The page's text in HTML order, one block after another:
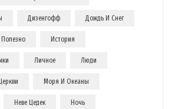
Дизенгофф Дождь И Снег
История
Личное Люди
Моря И Океаны
Неве Цедек Ночь